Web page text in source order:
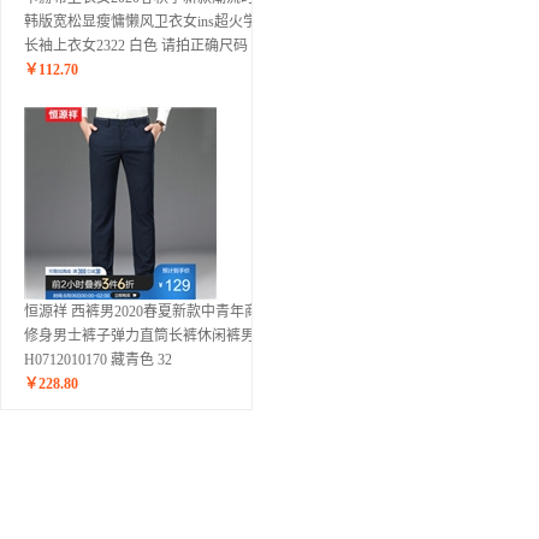
韩版宽松显瘦慵懒风卫衣女ins超火学生
长袖上衣女2322 白色 请拍正确尺码
￥ 112.70
恒源祥 西裤男2020春夏新款中青年商务
修身男士裤子弹力直筒长裤休闲裤男
H0712010170 藏青色 32
￥228.80